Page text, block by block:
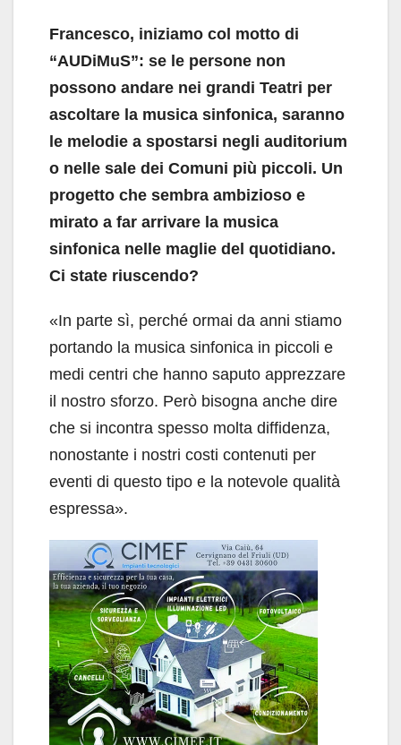
Francesco, iniziamo col motto di
“AUDiMuS”: se le persone non
possono andare nei grandi Teatri per
ascoltare la musica sinfonica, saranno
le melodie a spostarsi negli auditorium
o nelle sale dei Comuni più piccoli. Un
progetto che sembra ambizioso e
mirato a far arrivare la musica
sinfonica nelle maglie del quotidiano.
Ci state riuscendo?
«In parte sì, perché ormai da anni stiamo
portando la musica sinfonica in piccoli e
medi centri che hanno saputo apprezzare
il nostro sforzo. Però bisogna anche dire
che si incontra spesso molta diffidenza,
nonostante i nostri costi contenuti per
eventi di questo tipo e la notevole qualità
espressa».